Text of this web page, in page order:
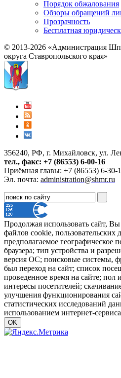
Порядок обжалования
Обзоры обращений
Прозрачность
Бесплатная
© 2013-2026 «Администрация
округа Ставропольского края»
356240, РФ, г. Михайловск, ул.
тел., факс: +7 (86553) 6-00-16
Приёмная главы: +7 (86553) 6-30-
Эл. почта: administration@shmr.ru
Продолжая использовать сайт, Вы
файлов cookie, пользовательских
предполагаемое географическое
браузера; тип устройства и
версия ОС; поисковые системы,
был переход на сайт; список
проведенное время на сайте; пол
интересы посетителей;
улучшения функционирования
статистических исследований
использованием интернет-
OK